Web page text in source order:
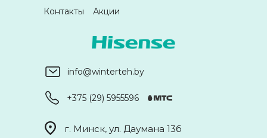
info@winterteh.by
г. Минск, ул. Даумана 13б
Контакты Акции
+375 (29) 5955596